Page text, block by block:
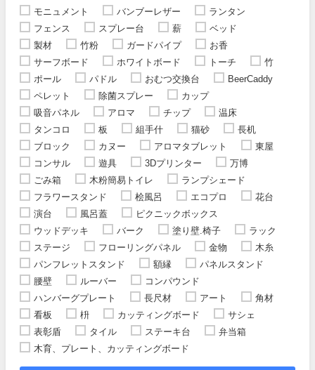
モニュメント
バンブーレザー
ランタン
フェンス
スプレー台 薪
ベッド
製材
竹粉 ガードパイプ
お香
サーフボード
ホワイトボード トーチ
竹
ポール
パドル おむつ交換台
BeerCaddy
ペレット
除菌スプレー
カップ
吸音パネル
アロマ チップ
温床
タンコロ
板 組手什 猫砂
長机
ブロック
カヌー アロマタブレット
東屋
コンサル
遊具 3Dプリンター
万博
ごみ箱
木粉簡易トイレ
ランプシェード
フラワースタンド
桧風呂 エコプロ
花台
演台
風呂蓋
ピクニックボックス
ウッドデッキ
バーク 塗り壁.椅子
ラック
ステージ
フローリングパネル 金物
木糸
パンフレットスタンド
額縁
パネルスタンド
腰壁
ルーバー
コンパウンド
ハンバーグプレート
長尺材 アート
角材
看板
枡 カッティングボード
サシェ
表彰盾
タイル ステーキ台
弁当箱
木育、プレート、カッティングボード